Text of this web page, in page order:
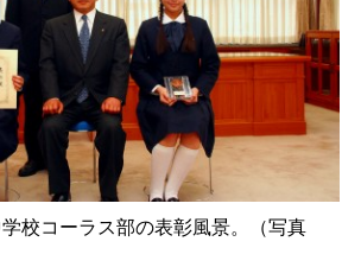
校コーラス部の表彰風景。（写真